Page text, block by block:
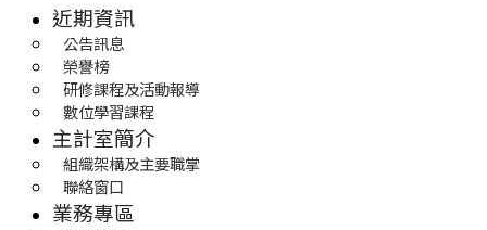
近期資訊
公告訊息
榮譽榜
研修課程及活動報導
數位學習課程
主計室簡介
組織架構及主要職掌
聯絡窗口
業務專區